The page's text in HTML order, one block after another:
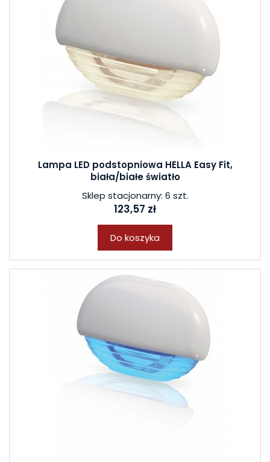
Lampa LED podstopniowa HELLA Easy Fit,
biała/białe światło
Sklep stacjonarny: 6 szt.
123,57 zł
Do koszyka